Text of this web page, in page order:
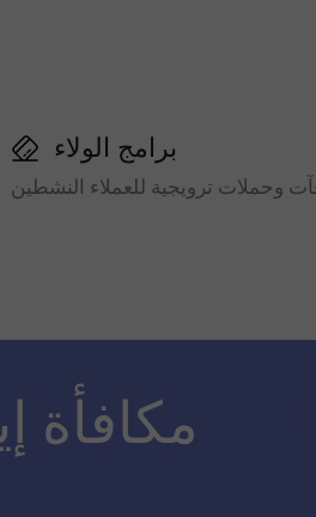
برامج الولاء
وحملات ترويجية للعملاء النشطين